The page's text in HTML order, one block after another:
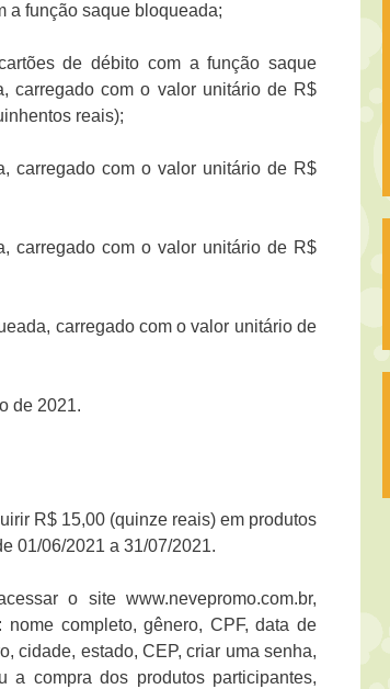
a função saque bloqueada;
de débito com a função saque
carregado com o valor unitário de R$
reais);
carregado com o valor unitário de R$
carregado com o valor unitário de R$
carregado com o valor unitário de
de 2021.
R$ 15,00 (quinze reais) em produtos
01/06/2021 a 31/07/2021.
o site www.nevepromo.com.br,
completo, gênero, CPF, data de
cidade, estado, CEP, criar uma senha,
compra dos produtos participantes,